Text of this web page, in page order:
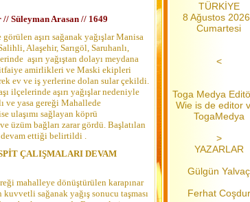
Süleyman Arasan // 1649
aşırı sağanak yağışlar Manisa
Alaşehir, Sarıgöl, Saruhanlı,
aşırı yağıştan dolayı meydana
itfaiye amirlikleri ve Maski ekipleri
ev ve iş yerlerine dolan sular çekildi.
ilçelerinde aşırı yağışlar nedeniyle
ve yasa gereği Mahallede
ulaşımı sağlayan köprü
üzüm bağları zarar gördü. Başlatılan
devam ettiği belirtildi .
ÇALIŞMALARI DEVAM
mahalleye dönüştürülen karapınar
sağanak yağış sonucu taşması
TÜRKİYE
8 Ağustos
Cumartesi
<
Toga Medya
Wie is de editor
TogaMedya
>
YAZARLAR
Gülgün Yalvaç
Ferhat Coşdur